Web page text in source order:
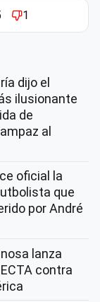
1
dijo el
ilusionante
de
al
oficial la
que
por André
lanza
contra